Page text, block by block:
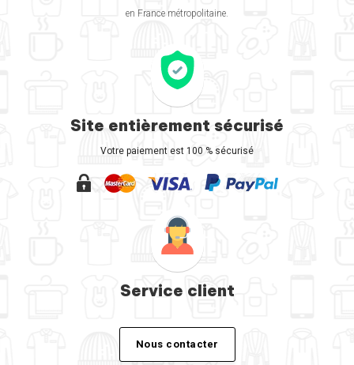
en France métropolitaine.
Site entièrement sécurisé
Votre paiement est 100 % sécurisé
Service client
Nous contacter